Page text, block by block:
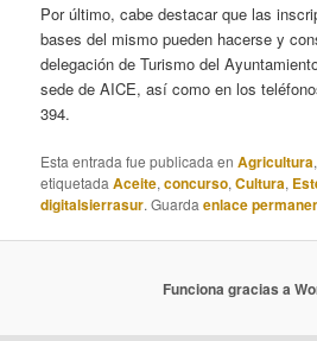
Por último, cabe destacar que las
bases del mismo pueden hacerse y
delegación de Turismo del
sede de AICE, así como en los
394.
Esta entrada fue publicada enAgricultura
etiquetadaAceite,concurso,Cultura,
digitalsierrasur. Guardaenlace
Funciona gracias a